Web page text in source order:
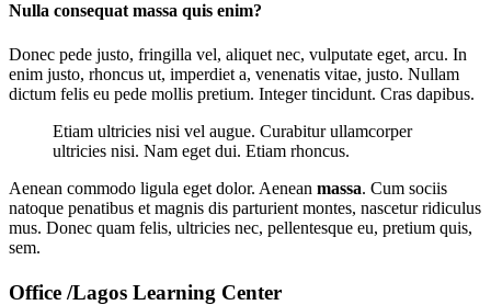
Nulla consequat massa quis enim?
Donec pede justo, fringilla vel, aliquet nec, vulputate eget, arcu. In
enim justo, rhoncus ut, imperdiet a, venenatis vitae, justo. Nullam
dictum felis eu pede mollis pretium. Integer tincidunt. Cras dapibus.
Etiam ultricies nisi vel augue. Curabitur ullamcorper
ultricies nisi. Nam eget dui. Etiam rhoncus.
Aenean commodo ligula eget dolor. Aenean massa. Cum sociis
natoque penatibus et magnis dis parturient montes, nascetur ridiculus
mus. Donec quam felis, ultricies nec, pellentesque eu, pretium quis,
sem.
Office /Lagos Learning Center